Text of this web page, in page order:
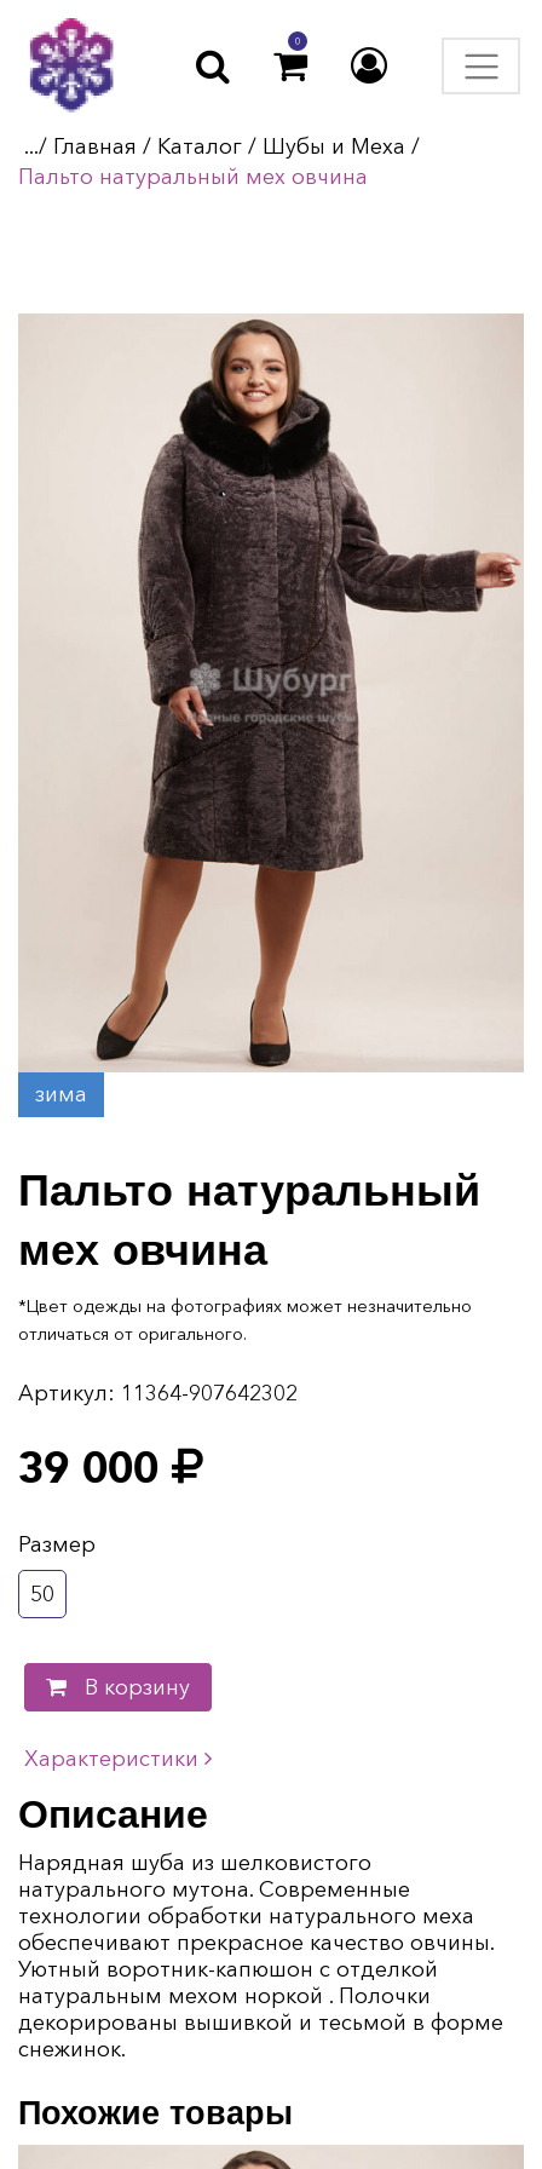
0
.../ Главная / Каталог / Шубы и Меха /
Пальто натуральный мех овчина
зима
Пальто натуральный
мех овчина
*Цвет одежды на фотографиях может незначительно
отличаться от оригального.
Артикул: 11364-907642302
39 000
Размер
50
В корзину
Характеристики
Описание
Нарядная шуба из шелковистого
натурального мутона. Современные
технологии обработки натурального меха
обеспечивают прекрасное качество овчины.
Уютный воротник-капюшон с отделкой
натуральным мехом норкой . Полочки
декорированы вышивкой и тесьмой в форме
снежинок.
Похожие товары